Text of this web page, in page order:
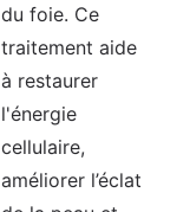
du foie. Ce
traitement aide
à restaurer
l'énergie
cellulaire,
améliorer l’éclat